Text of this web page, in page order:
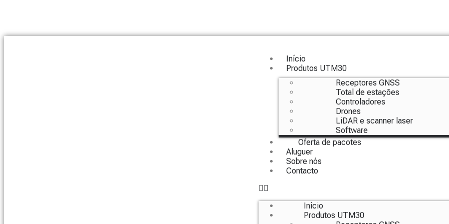
Início
Produtos UTM30
Receptores GNSS
Total de estações
Controladores
Drones
LiDAR e scanner laser
Software
Oferta de pacotes
Aluguer
Sobre nós
Contacto
Início
Produtos UTM30